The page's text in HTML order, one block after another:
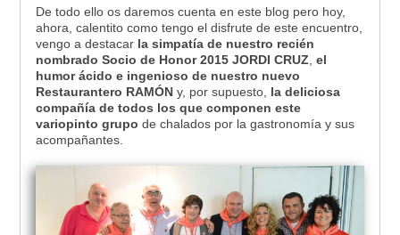
De todo ello os daremos cuenta en este blog pero hoy,
ahora, calentito como tengo el disfrute de este encuentro,
vengo a destacarla simpatía de nuestro recién
nombrado Socio de Honor 2015 JORDI CRUZ el
humor ácido e ingenioso de nuestro nuevo
Restaurantero RAMÓNy, por supuesto, la deliciosa
compañía de todos los que componen este
variopinto grupo de chalados por la gastronomía y sus
acompañantes.